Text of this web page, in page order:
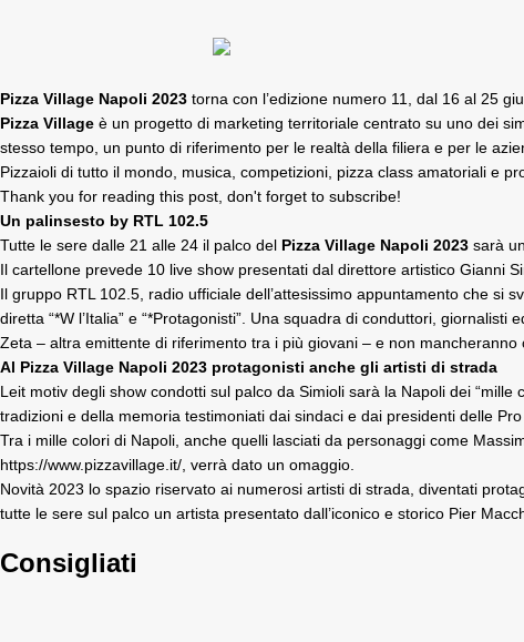
Pizza Village Napoli 2023 torna con l’edizione numero 11, dal 16 al 25
Pizza Village è un progetto di marketing territoriale centrato su uno dei
stesso tempo, un punto di riferimento per le realtà della filiera e per le
Pizzaioli di tutto il mondo, musica, competizioni, pizza class amatoriali e
Thank you for reading this post, don't forget to subscribe!
Un palinsesto by RTL 102.5
Tutte le sere dalle 21 alle 24 il palco del Pizza Village Napoli 2023 sarà
Il cartellone prevede 10 live show presentati dal direttore artistico Gianni
Il gruppo RTL 102.5, radio ufficiale dell’attesissimo appuntamento che si
diretta “*W l’Italia” e “*Protagonisti”. Una squadra di conduttori,
Zeta – altra emittente di riferimento tra i più giovani – e non
Al Pizza Village Napoli 2023 protagonisti anche gli artisti di strada
Leit motiv degli show condotti sul palco da Simioli sarà la Napoli dei
tradizioni e della memoria testimoniati dai sindaci e dai presidenti delle
Tra i mille colori di Napoli, anche quelli lasciati da personaggi come
https://www.pizzavillage.it/, verrà dato un omaggio.
Novità 2023 lo spazio riservato ai numerosi artisti di strada, diventati
tutte le sere sul palco un artista presentato dall’iconico e storico Pier
Consigliati